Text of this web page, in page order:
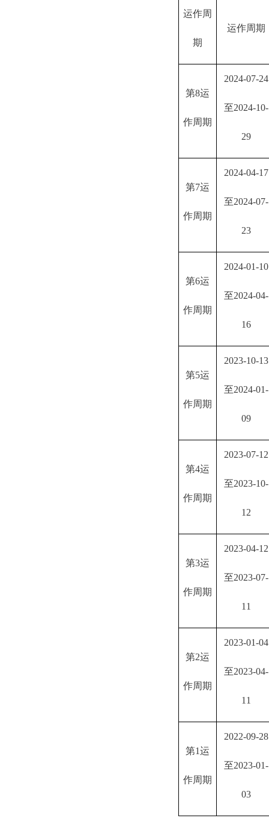
运作周
期
运作周期
第8运
作周期
2024-07-24
至2024-10-
29
第7运
作周期
2024-04-17
至2024-07-
23
第6运
作周期
2024-01-10
至2024-04-
16
第5运
作周期
2023-10-13
至2024-01-
09
第4运
作周期
2023-07-12
至2023-10-
12
第3运
作周期
2023-04-12
至2023-07-
11
第2运
作周期
2023-01-04
至2023-04-
11
第1运
作周期
2022-09-28
至2023-01-
03